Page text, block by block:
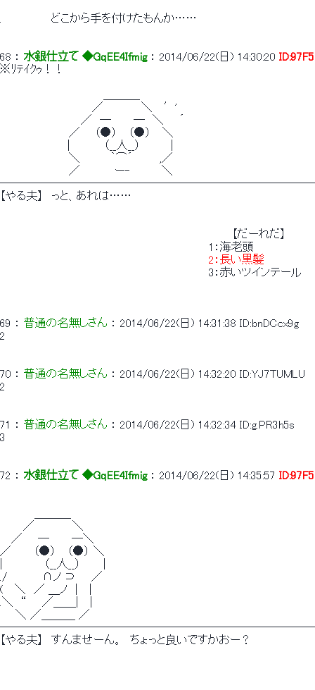
.　　　 　 　 どこから手を付けたもんか……
68 ： 水銀仕立て ◆GqEE4Ifmig ： 2014/06/22(日) 14:30:20
※ﾘﾃｲｸｩ！！
／　　 　 　＼　 ′'
／　─　 　 ─　＼　　´
／ 　 （●） 　（●） 　＼
|　 　 　 （__人__）　　 　 |
＼　 　　 ｀⌒´ 　　　,／
／　　　 　ー‐　　　　＼
【やる夫】　っと、あれは……
【だーれだ】
1：海老頭
2：長い黒髪
3：赤いツインテール
69 ： 普通の名無しさん ： 2014/06/22(日) 14:31:38 ID:bnDCcx9g
2
70 ： 普通の名無しさん ： 2014/06/22(日) 14:32:20 ID:YJ7TUMLU
2
71 ： 普通の名無しさん ： 2014/06/22(日) 14:32:34 ID:g.PR3h5s
3
72 ： 水銀仕立て ◆GqEE4Ifmig ： 2014/06/22(日) 14:35:57
／　　 　 　＼
／　　─　 　 ─＼
／ 　　 （●） 　（●） ＼
|　 　　 　 （__人__）　 　 |
./　　　　 ∩ノ ⊃　　／
(　 ＼　／ ＿ノ　|　 |
.＼　“　　／＿＿|　 |
＼ ／＿＿＿ ／
【やる夫】　すんませーん。　ちょっと良いですかおー？